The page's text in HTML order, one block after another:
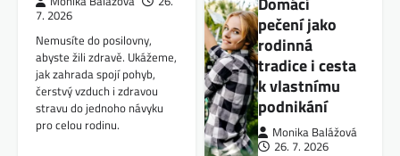
7. 2026
Nemusíte do posilovny,
abyste žili zdravě. Ukážeme,
jak zahrada spojí pohyb,
čerstvý vzduch i zdravou
stravu do jednoho návyku
pro celou rodinu.
pečení jako
rodinná
tradice i cesta
k vlastnímu
podnikání
Monika Balážová
26. 7. 2026